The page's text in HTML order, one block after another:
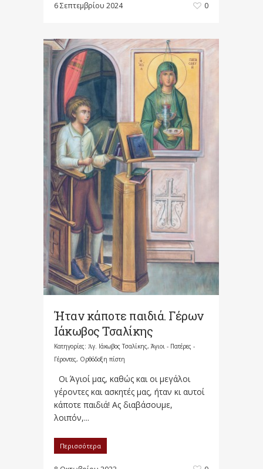
6 Σεπτεμβρίου 2024 0
Ήταν κάποτε παιδιά. Γέρων
Ιάκωβος Τσαλίκης
Κατηγορίες: Ἀγ. Ιάκωβος Τσαλίκης, Άγιοι - Πατέρες -
Γέροντες, Ορθόδοξη πίστη
Οι Άγιοί μας, καθώς και οι μεγάλοι
γέροντες και ασκητές μας, ήταν κι αυτοί
κάποτε παιδιά! Ας διαβάσουμε,
λοιπόν,...
Περισσότερα